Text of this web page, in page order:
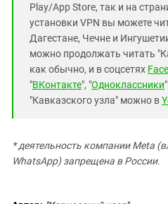
Play/App Store, так и на
установки VPN вы можете
Дагестане, Чечне и
можно продолжать читать
как обычно, и в соцсетях
"ВКонтакте", "Одноклассники
"Кавказского узла" можно в
* деятельность компании Meta
WhatsApp) запрещена в России.